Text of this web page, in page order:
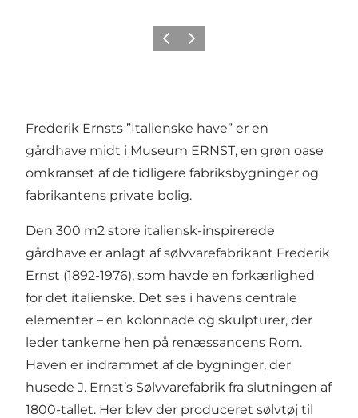
ForrigeNæste
Frederik Ernsts ”Italienske have” er en
gårdhave midt i Museum ERNST, en grøn oase
omkranset af de tidligere fabriksbygninger og
fabrikantens private bolig.
Den 300 m2 store italiensk-inspirerede
gårdhave er anlagt af sølvvarefabrikant Frederik
Ernst (1892-1976), som havde en forkærlighed
for det italienske. Det ses i havens centrale
elementer – en kolonnade og skulpturer, der
leder tankerne hen på renæssancens Rom.
Haven er indrammet af de bygninger, der
husede J. Ernst’s Sølvvarefabrik fra slutningen af
1800-tallet. Her blev der produceret sølvtøj til